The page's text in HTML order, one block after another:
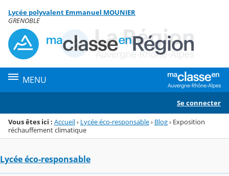
Menu de la rubrique
Contenu
Lycée polyvalent Emmanuel MOUNIER
GRENOBLE
MENU
Se connecter
Vous êtes ici : Accueil› Lycée éco-responsable› Blog› Exposition
réchauffement climatique
Lycée éco-responsable